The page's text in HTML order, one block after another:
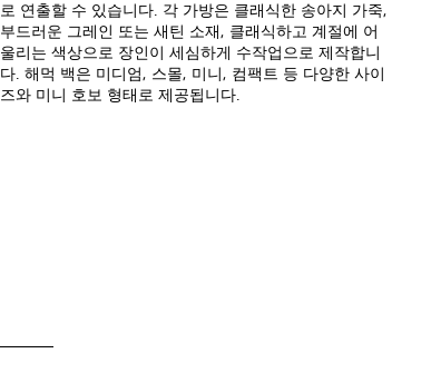
로 연출할 수 있습니다. 각 가방은 클래식한 송아지 가죽,
부드러운 그레인 또는 새틴 소재, 클래식하고 계절에 어
울리는 색상으로 장인이 세심하게 수작업으로 제작합니
다. 해먹 백은 미디엄, 스몰, 미니, 컴팩트 등 다양한 사이
즈와 미니 호보 형태로 제공됩니다.